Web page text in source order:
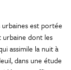
urbaines est portée
urbaine dont les
assimile la nuit à
dans une étude